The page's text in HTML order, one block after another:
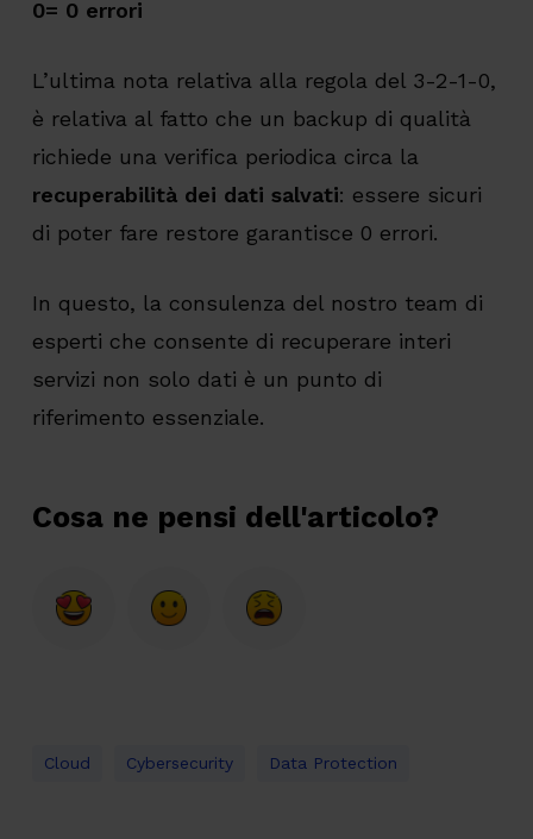
0= 0 errori
L’ultima nota relativa alla regola del 3-2-1-0,
è relativa al fatto che un backup di qualità
richiede una verifica periodica circa la
recuperabilità dei dati salvati: essere sicuri
di poter fare restore garantisce 0 errori.
In questo, la consulenza del nostro team di
esperti che consente di recuperare interi
servizi non solo dati è un punto di
riferimento essenziale.
Cosa ne pensi dell'articolo?
Cloud Cybersecurity Data Protection